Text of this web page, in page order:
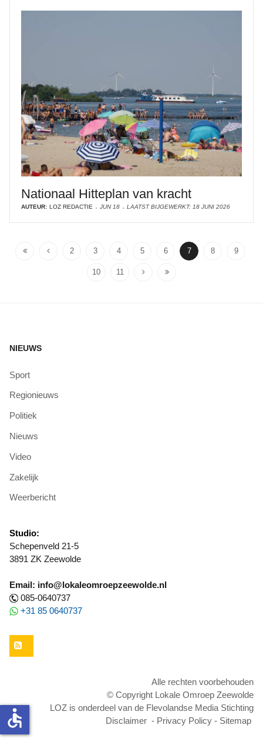
Nationaal Hitteplan van kracht
AUTEUR: LOZ REDACTIE JUN 18 LAATST BIJGEWERKT: 18 JUNI 2026
2 3 4 5 6 7 8 9
10 11
NIEUWS
Sport
Regionieuws
Politiek
Nieuws
Video
Zakelijk
Weerbericht
Studio:
Schepenveld 21-5
3891 ZK Zeewolde
Email: info@lokaleomroepzeewolde.nl
085-0640737
+31 85 0640737
Alle rechten voorbehouden
© Copyright Lokale Omroep Zeewolde
LOZ is onderdeel van de Flevolandse Media Stichting
Disclaimer - Privacy Policy - Sitemap
accessible